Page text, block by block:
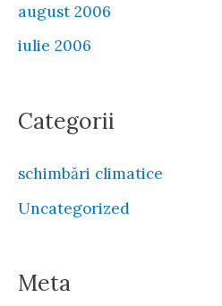
august 2006
iulie 2006
Categorii
schimbări climatice
Uncategorized
Meta